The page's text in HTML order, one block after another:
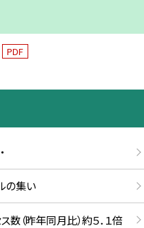
PDF
の集い
数（昨年同月比）約５．１倍